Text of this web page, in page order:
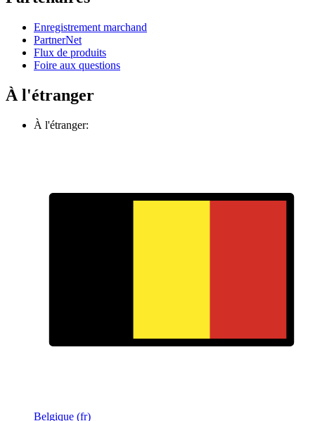
Enregistrement marchand
PartnerNet
Flux de produits
Foire aux questions
À l'étranger
À l'étranger:
Belgique (fr)